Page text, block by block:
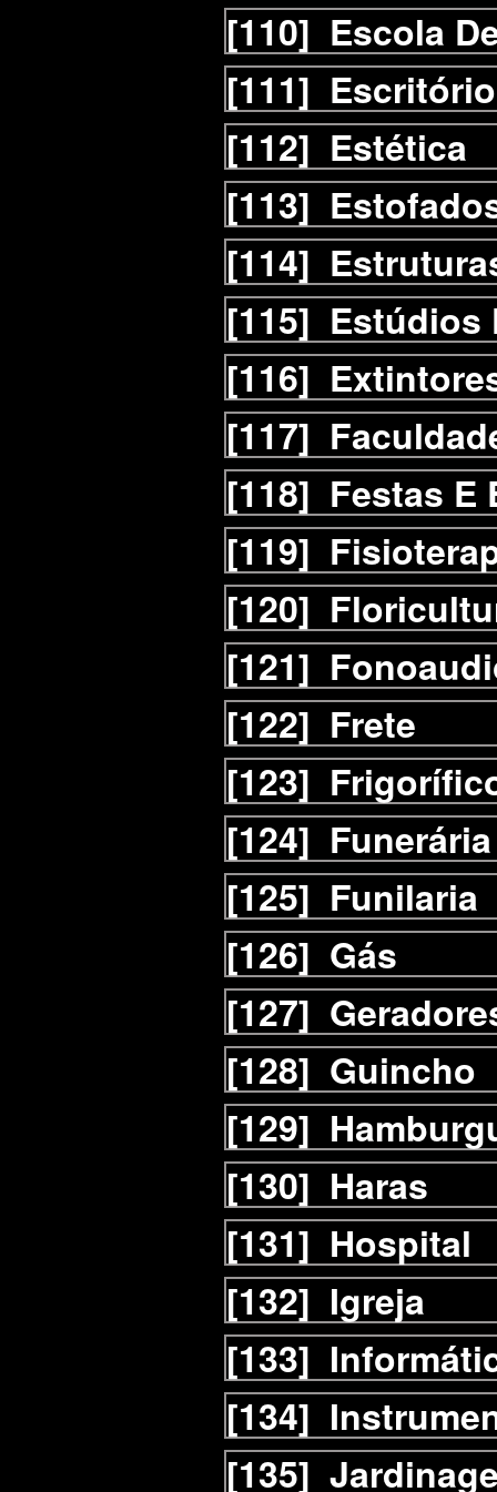
[110] Escola
[111]
[112] Estética
[113]
[114]
[115] Estúdios
[116]
[117]
[118] Festas E
[119]
[120]
[121]
[122] Frete
[123]
[124] Funerária
[125] Funilaria
[126] Gás
[127]
[128] Guincho
[129]
[130] Haras
[131] Hospital
[132] Igreja
[133]
[134]
[135]